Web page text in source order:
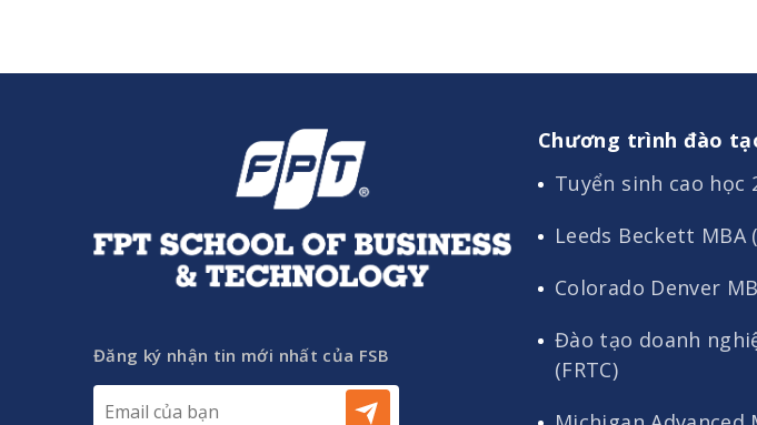
Đăng ký nhận tin mới nhất của FSB
Chương trình đào
Tuyển sinh cao học
Leeds Beckett MBA
Colorado Denver
Đào tạo doanh
(FRTC)